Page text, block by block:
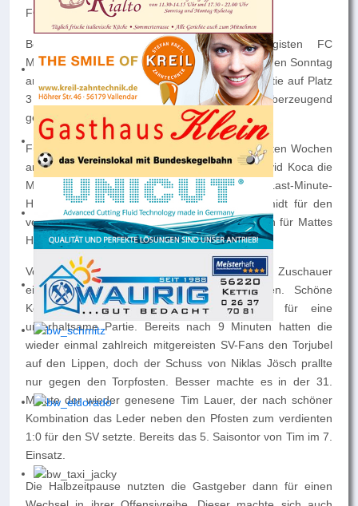
FC Metternich – SV Weitersburg 3:4 (0:1)
Beim ehemaligen Rheinland- und Oberligisten FC
Metternich musste der SV Viktoria am vergangenen Sonntag
antreten. Der Traditionsverein stand vor der Partie auf Platz
3 der Tabelle und konnte alle 5 Heimspiele überzeugend
gewinnen.
Für den SV galt es, an die guten Spiele der letzten Wochen
anzuknüpfen. Im Vorfeld musste SV-Trainer David Koca die
Mannschaft leicht umstellen. Gegenüber dem Last-Minute-
Heimsieg gegen Eitelborn rückten Lucas Schmidt für den
verletzten Phileas Küstermann und Niclas Jösch für Mattes
Häusler in die Startelf.
Von der ersten Minute an sahen die zahlreichen Zuschauer
eine Partie zweier spielstarken Mannschaften. Schöne
Kombinationen auf beiden Seiten sorgten für eine
unterhaltsame Partie. Bereits nach 9 Minuten hatten die
wieder einmal zahlreich mitgereisten SV-Fans den Torjubel
auf den Lippen, doch der Schuss von Niklas Jösch prallte
nur gegen den Torpfosten. Besser machte es in der 31.
Minute der wieder genesene Tim Lauer, der nach schöner
Kombination das Leder neben den Pfosten zum verdienten
1:0 für den SV setzte. Bereits das 5. Saisontor von Tim im 7.
Einsatz.
Die Halbzeitpause nutzten die Gastgeber dann für einen